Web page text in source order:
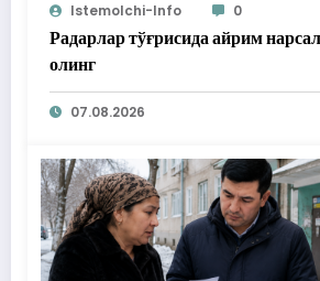
Istemolchi-Info 0
Радарлар тўғрисида айрим
олинг
07.08.2026